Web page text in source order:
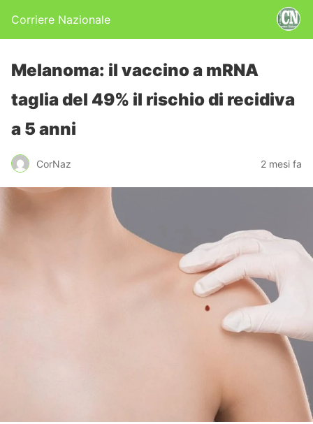
Corriere Nazionale
Melanoma: il vaccino a mRNA
taglia del 49% il rischio di recidiva
a 5 anni
CorNaz 2 mesi fa